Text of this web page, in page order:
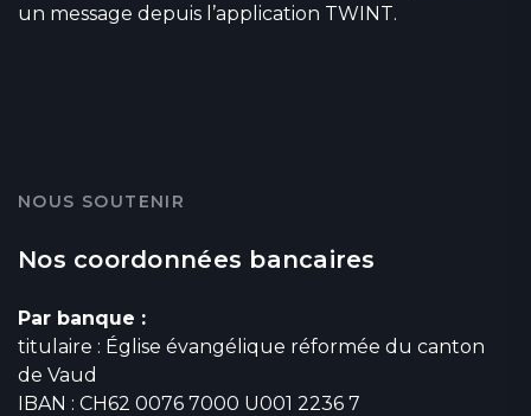
un message depuis l’application TWINT.
NOUS SOUTENIR
Nos coordonnées bancaires
Par banque :
titulaire : Église évangélique réformée du canton
de Vaud
IBAN : CH62 0076 7000 U001 2236 7